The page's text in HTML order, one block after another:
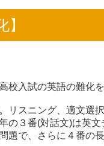
入試の英語の難化を
リスニング、適文選
の３番(対話文)は英
題で、さらに４番の